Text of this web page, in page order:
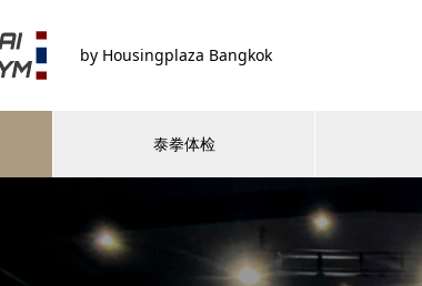
by Housingplaza Bangkok
泰拳体检